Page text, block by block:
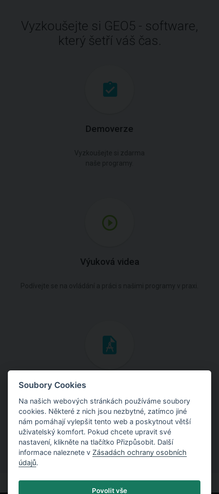
Vyzkoušejte si GEO5 - software,
který šetří váš čas.
Demoverze
Výuková videa
Inženýrské manuály
Stáhněte si manuály s teoretickými i praktickými ukázkami
použití programů.
Soubory Cookies
Na našich webových stránkách používáme soubory
cookies. Některé z nich jsou nezbytné, zatímco jiné
nám pomáhají vylepšit tento web a poskytnout větší
uživatelský komfort. Pokud chcete upravit své
nastavení, klikněte na tlačítko Přizpůsobit. Další
informace naleznete v Zásadách ochrany osobních
údajů.
Povolit vše